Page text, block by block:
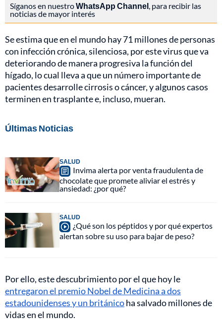
Síganos en nuestroWhatsApp Channel , para recibir las
noticias de mayor interés
Se estima que en el mundo hay 71 millones de personas
con infección crónica, silenciosa, por este virus que va
deteriorando de manera progresiva la función del
hígado, lo cual lleva a que un número importante de
pacientes desarrolle cirrosis o cáncer, y algunos casos
terminen en trasplante e, incluso, mueran.
Últimas Noticias
SALUD
Invima alerta por venta fraudulenta de
chocolate que promete aliviar el estrés y
ansiedad: ¿por qué?
SALUD
¿Qué son los péptidos y por qué expertos
alertan sobre su uso para bajar de peso?
Por ello, este descubrimiento por el que hoy le
entregaron el premio Nobel de Medicina a dos
estadounidenses y un británicoha salvado millones de
vidas en el mundo.